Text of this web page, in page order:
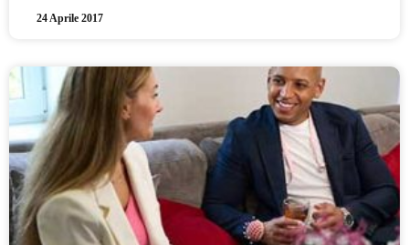
24 Aprile 2017